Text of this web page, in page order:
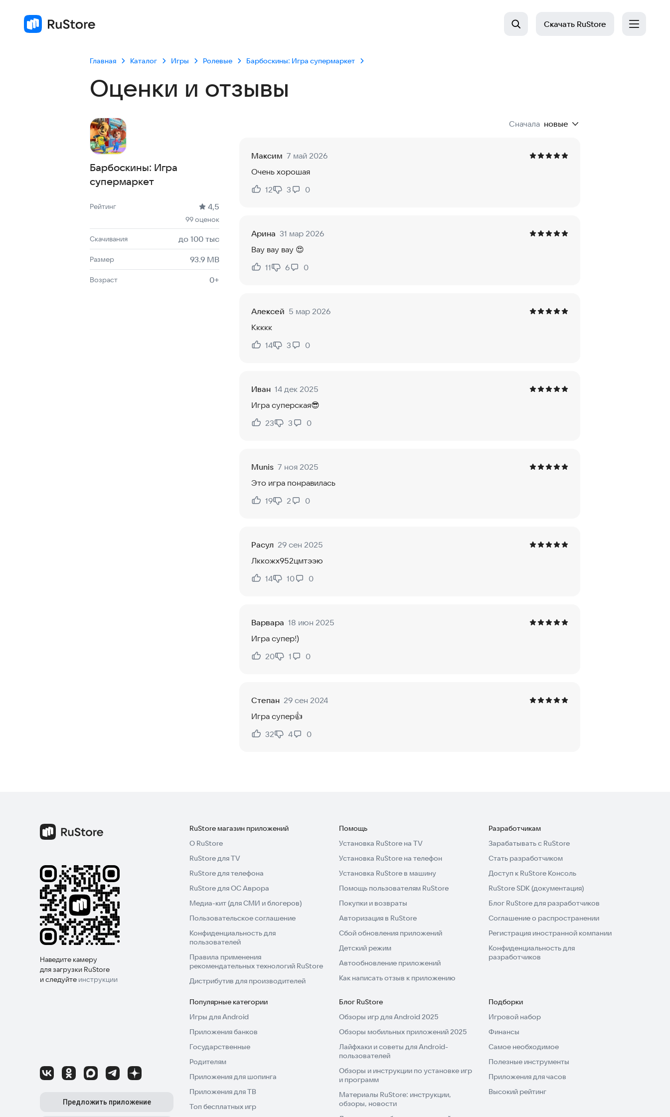
Скачать RuStore
Главная Каталог Игры Ролевые Барбоскины: Игра супермаркет
Оценки и отзывы
Барбоскины: Игра
супермаркет
Рейтинг: 4,5, 99 оценок
Скачиваний: до 100 тыс
Размер файла: 93.9 MB
Возрастное ограничение: 93.9 MB
Рейтинг 4,5
99 оценок
Скачивания до 100 тыс
Размер 93.9 MB
Возраст 0+
Сначала новые
Максим 7 май 2026
Очень хорошая
Нравится:
12
Не нравится:
3 0
Арина 31 мар 2026
Вау вау вау 😍
Нравится:
11
Не нравится:
6 0
Алексей 5 мар 2026
Ккккк
Нравится:
14
Не нравится:
3 0
Иван 14 дек 2025
Игра суперская😎
Нравится:
23
Не нравится:
3 0
Munis 7 ноя 2025
Это игра понравилась
Нравится:
19
Не нравится:
2 0
Расул 29 сен 2025
Лккожх952цмтээю
Нравится:
14
Не нравится:
10 0
Варвара 18 июн 2025
Игра супер!)
Нравится:
20
Не нравится:
1 0
Степан 29 сен 2024
Игра супер👍
Нравится:
32
Не нравится:
4 0
Наведите камеру
для загрузки RuStore
и следуйте инструкции
Предложить приложение
RuStore магазин приложений
О RuStore
RuStore для TV
RuStore для телефона
RuStore для ОС Аврора
Медиа-кит (для СМИ и блогеров)
Пользовательское соглашение
Конфиденциальность для
пользователей
Правила применения
рекомендательных технологий RuStore
Дистрибутив для производителей
Помощь
Установка RuStore на TV
Установка RuStore на телефон
Установка RuStore в машину
Помощь пользователям RuStore
Покупки и возвраты
Авторизация в RuStore
Сбой обновления приложений
Детский режим
Автообновление приложений
Как написать отзыв к приложению
Разработчикам
Зарабатывать с RuStore
Стать разработчиком
Доступ к RuStore Консоль
RuStore SDK (документация)
Блог RuStore для разработчиков
Соглашение о распространении
Регистрация иностранной компании
Конфиденциальность для
разработчиков
Популярные категории
Игры для Android
Приложения банков
Государственные
Родителям
Приложения для шопинга
Приложения для ТВ
Топ бесплатных игр
Блог RuStore
Обзоры игр для Android 2025
Обзоры мобильных приложений 2025
Лайфхаки и советы для Android-
пользователей
Обзоры и инструкции по установке игр
и программ
Материалы RuStore: инструкции,
обзоры, новости
Подборки
Игровой набор
Финансы
Самое необходимое
Полезные инструменты
Приложения для часов
Высокий рейтинг